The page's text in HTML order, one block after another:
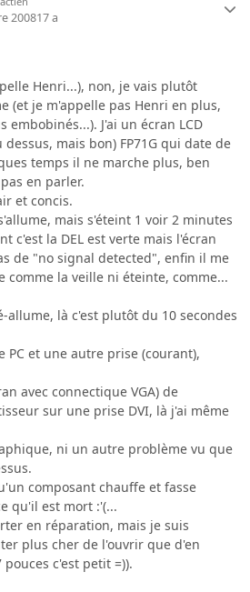
200817 a
Henri...), non, je vais plutôt
(et je m'appelle pas Henri en plus,
embobinés...). J'ai un écran LCD
mais bon) FP71G qui date de
temps il ne marche plus, ben
en parler.
et concis.
mais s'éteint 1 voir 2 minutes
c'est la DEL est verte mais l'écran
de "no signal detected", enfin il me
comme la veille ni éteinte, comme...
allume, là c'est plutôt du 10 secondes
PC et une autre prise (courant),
avec connectique VGA) de
sur une prise DVI, là j'ai même
ni un autre problème vu que
composant chauffe et fasse
qu'il est mort :'(...
en réparation, mais je suis
plus cher de l'ouvrir que d'en
c'est petit =)).